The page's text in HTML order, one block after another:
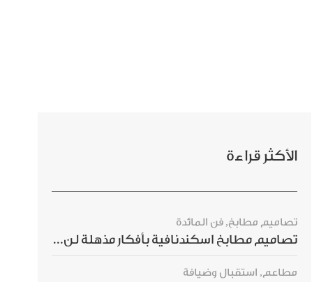
الأكثر قراءة
تصاميم مطابخ, فن المائدة
تصاميم مطابخ اسكندنافية بأفكار مذهلة لن ترغبي بتفويتها
مطاعم, استقبال وضيافة